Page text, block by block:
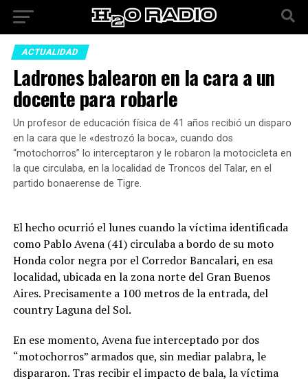
ACTUALIDAD
Ladrones balearon en la cara a un
docente para robarle
Un profesor de educación física de 41 años recibió un disparo
en la cara que le «destrozó la boca», cuando dos
“motochorros” lo interceptaron y le robaron la motocicleta en
la que circulaba, en la localidad de Troncos del Talar, en el
partido bonaerense de Tigre.
El hecho ocurrió el lunes cuando la víctima identificada
como Pablo Avena (41) circulaba a bordo de su moto
Honda color negra por el Corredor Bancalari, en esa
localidad, ubicada en la zona norte del Gran Buenos
Aires. Precisamente a 100 metros de la entrada, del
country Laguna del Sol.
En ese momento, Avena fue interceptado por dos
“motochorros” armados que, sin mediar palabra, le
dispararon. Tras recibir el impacto de bala, la víctima